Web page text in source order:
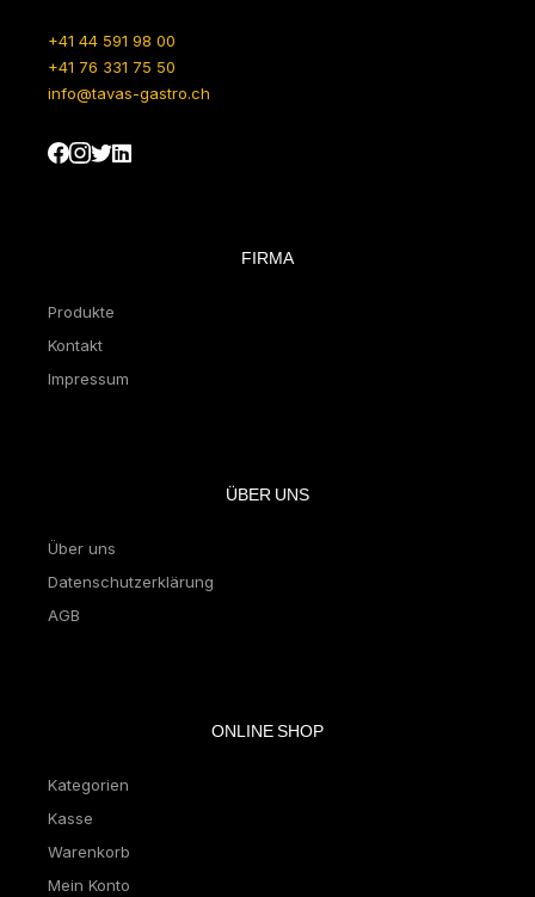
+41 44 591 98 00
+41 76 331 75 50
info@tavas-gastro.ch
FIRMA
Produkte
Kontakt
Impressum
ÜBER UNS
Über uns
Datenschutzerklärung
AGB
ONLINE SHOP
Kategorien
Kasse
Warenkorb
Mein Konto